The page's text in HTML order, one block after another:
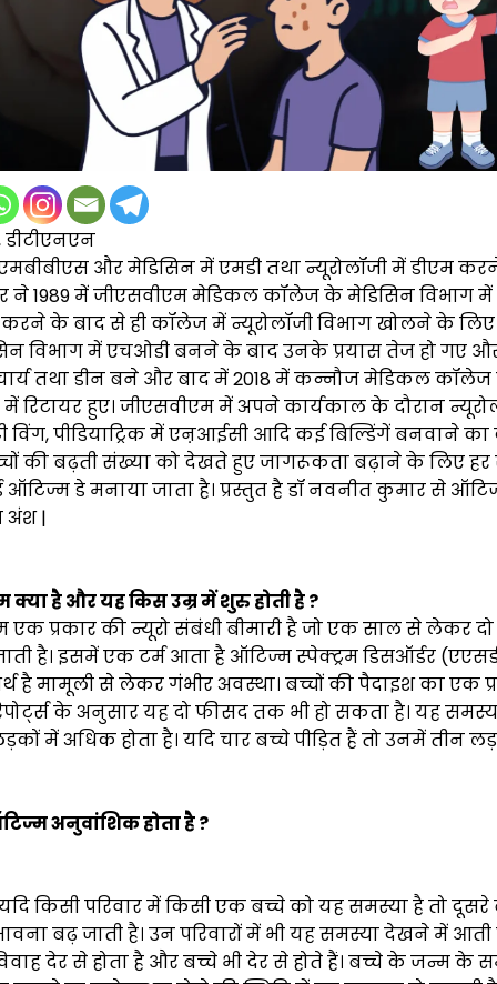
और मेडिसिन में एमडी तथा न्यूरोलॉजी में डीएम
ने 1989 में जीएसवीएम मेडिकल कॉलेज के मेडिसिन विभाग
के बाद से ही कॉलेज में न्यूरोलॉजी विभाग खोलने के लिए
विभाग में एचओडी बनने के बाद उनके प्रयास तेज हो गए
तथा डीन बने और बाद में 2018 में कन्नौज मेडिकल कॉलेज के
रिटायर हुए। जीएसवीएम में अपने कार्यकाल के दौरान
विंग, पीडियाट्रिक में एऩआईसी आदि कई बिल्डिंगें बनवाने का
की बढ़ती संख्या को देखते हुए जागरूकता बढ़ाने के लिए हर
ऑटिज्म डे मनाया जाता है। प्रस्तुत है डॉ नवनीत कुमार से
अंश |
क्या है और यह किस उम्र में शुरु होती है ?
एक प्रकार की न्यूरो संबंधी बीमारी है जो एक साल से लेकर
है। इसमें एक टर्म आता है ऑटिज्म स्पेक्ट्रम डिसऑर्डर
है मामूली से लेकर गंभीर अवस्था। बच्चों की पैदाइश का एक
के अनुसार यह दो फीसद तक भी हो सकता है। यह
में अधिक होता है। यदि चार बच्चे पीड़ित हैं तो उनमें तीन
अनुवांशिक होता है ?
यदि किसी परिवार में किसी एक बच्चे को यह समस्या है तो दूसरे
बढ़ जाती है। उन परिवारों में भी यह समस्या देखने में
देर से होता है और बच्चे भी देर से होते हैं। बच्चे के जन्म